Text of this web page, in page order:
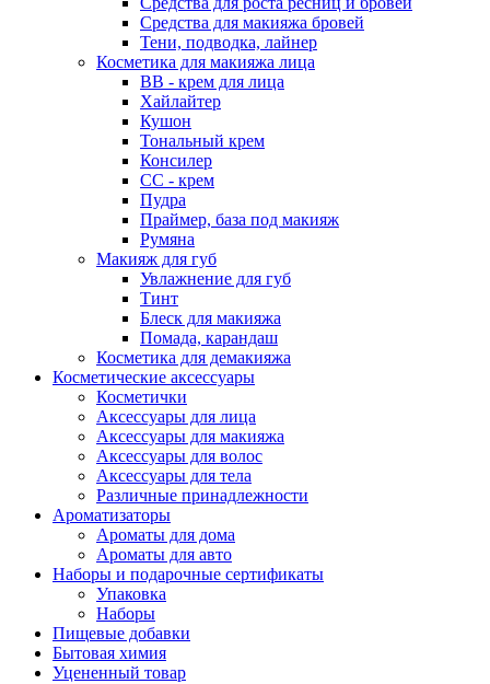
Средства для макияжа бровей
Тени, подводка, лайнер
Косметика для макияжа лица
ВВ - крем для лица
Хайлайтер
Кушон
Тональный крем
Консилер
СС - крем
Пудра
Праймер, база под макияж
Румяна
Макияж для губ
Увлажнение для губ
Тинт
Блеск для макияжа
Помада, карандаш
Косметика для демакияжа
Косметические аксессуары
Косметички
Аксессуары для лица
Аксессуары для макияжа
Аксессуары для волос
Аксессуары для тела
Различные принадлежности
Ароматизаторы
Ароматы для дома
Ароматы для авто
Наборы и подарочные сертификаты
Упаковка
Наборы
Пищевые добавки
Бытовая химия
Уцененный товар